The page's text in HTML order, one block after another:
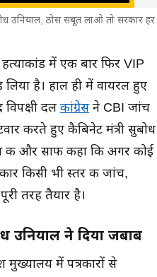
उनियाल, ठोस सबूत लाओ तो सरकार हर
में एक बार फिर VIP
है। हाल ही में वायरल हुए
दल कांग्रेसने CBI जांच
करते हुए कैबिनेट मंत्री सुबोध
की और साफ कहा कि अगर कोई
किसी भी स्तर की जांच,
तरह तैयार है।
उनियाल ने दिया जबाब
मुख्यालय में पत्रकारों से